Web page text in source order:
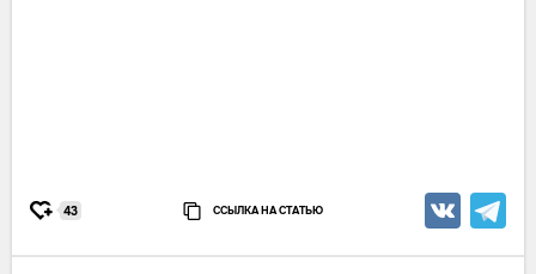
43 ССЫЛКА НА СТАТЬЮ